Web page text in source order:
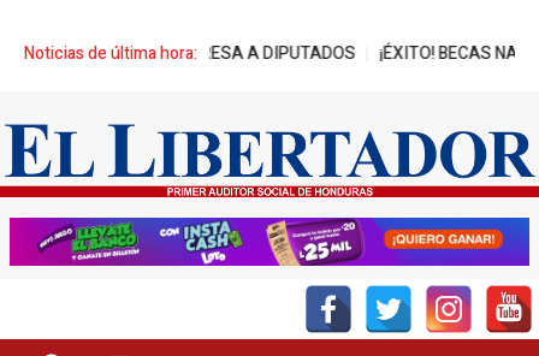
Noticias de última hora:
AVANCES DE REPRESA A DIPUTADOS ¡ÉXITO! BECAS NASSER-